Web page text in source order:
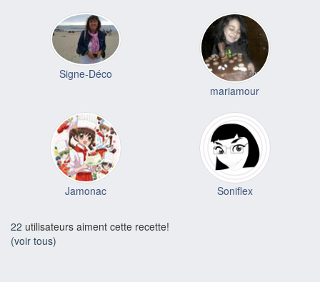
Signe-Déco
mariamour
Jamonac Soniflex
22 utilisateurs aiment cette recette!
(voir tous)